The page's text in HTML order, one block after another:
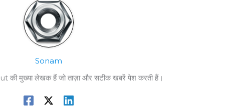
Sonam
मुख्या लेखक हैं जो ताज़ा और सटीक खबरें पेश करती हैं।